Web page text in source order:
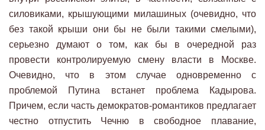
силовиками, крышующими милашиных (очевидно, что
без такой крыши они бы не были такими смелыми),
серьезно думают о том, как бы в очередной раз
провести контролируемую смену власти в Москве.
Очевидно, что в этом случае одновременно с
проблемой Путина встанет проблема Кадырова.
Причем, если часть демократов-романтиков предлагает
честно отпустить Чечню в свободное плавание,